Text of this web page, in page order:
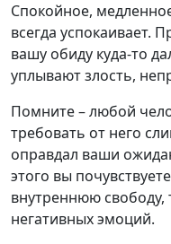
Спокойное,
всегда успокаивает.
вашу обиду куда-то
уплывают злость,
Помните – любой
требовать от него
оправдал ваши
этого вы
внутреннюю свободу,
негативных эмоций.